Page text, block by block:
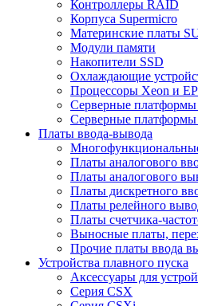
Контроллеры RAID
Корпуса Supermicro
Материнские платы
Модули памяти
Накопители SSD
Охлаждающие
Процессоры Xeon и
Серверные
Серверные платформы
Платы ввода-вывода
Платы аналогового
Платы аналогового
Платы дискретного
Платы релейного
Платы счетчика-
Выносные платы,
Прочие платы ввода
Устройства плавного пуска
Аксессуары для
Серия CSX